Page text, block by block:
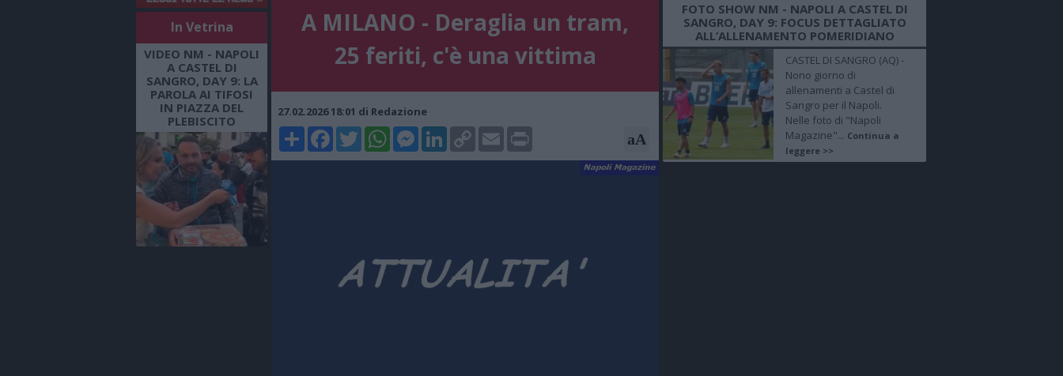
In Vetrina
VIDEO NM - NAPOLI
A CASTEL DI
SANGRO, DAY 9: LA
PAROLA AI TIFOSI
IN PIAZZA DEL
PLEBISCITO
A MILANO - Deraglia un tram,
25 feriti, c'è una vittima
27.02.2026 18:01 di Redazione
ShareFacebookTwitterWhatsAppMessenger
LinkedIn
Copy
Link
Email Print aA
FOTO SHOW NM - NAPOLI A CASTEL DI
SANGRO, DAY 9: FOCUS DETTAGLIATO
ALL’ALLENAMENTO POMERIDIANO
CASTEL DI SANGRO (AQ) -
Nono giorno di
allenamenti a Castel di
Sangro per il Napoli.
Nelle foto di "Napoli
Magazine"... Continua a
leggere >>